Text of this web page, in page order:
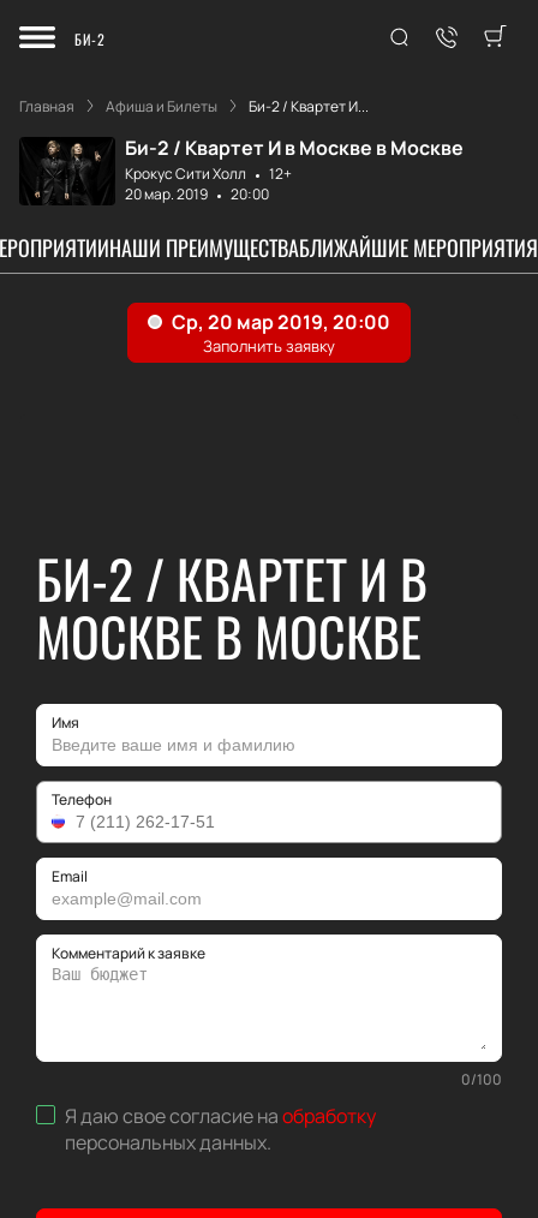
БИ-2
Главная Афиша и Билеты Би-2 / Квартет И...
Би-2 / Квартет И в Москве в Москве
Крокус Сити Холл
12+
20 мар. 2019
20:00
НАШИ ПРЕИМУЩЕСТВАБЛИЖАЙШИЕ МЕРОПРИЯТИЯ
БИ-2 / КВАРТЕТ И В
МОСКВЕ В МОСКВЕ
Имя
Телефон
Email
Комментарий к заявке
0/100
Я даю свое согласие наобработку
персональных данных.